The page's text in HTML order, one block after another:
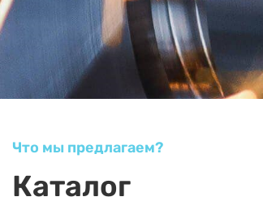
Что мы предлагаем?
Каталог